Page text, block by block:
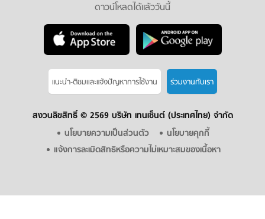
ดาวน์โหลดได้แล้ววันนี้
แนะนำ-ติชมเเละแจ้งปัญหาการใช้งาน ร่วมงานกับเรา
สงวนลิขสิทธิ์ © 2569 บริษัท เทนเซ็นต์ (ประเทศไทย) จำกัด
นโยบายความเป็นส่วนตัว
นโยบายคุกกี้
แจ้งการละเมิดสิทธิหรือความไม่เหมาะสมของเนื้อหา